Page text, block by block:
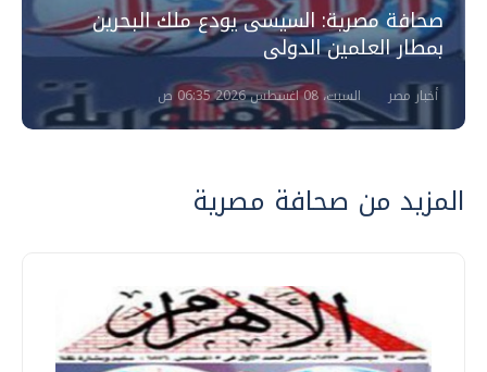
صحافة مصرية: السيسى يودع ملك البحرين
بمطار العلمين الدولى
أخبار مصر السبت، 08 اغسطس 2026 06:35 ص
المزيد من صحافة مصرية